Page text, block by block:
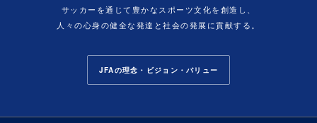
サッカーを通じて豊かなスポーツ文化を創造し、
人々の心身の健全な発達と社会の発展に貢献する。
JFAの理念・ビジョン・バリュー